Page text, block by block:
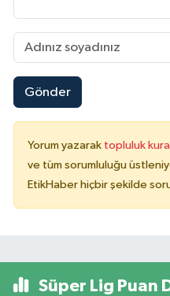
Gönder
Yorum yazarak topluluk
ve tüm sorumluluğu
EtikHaber hiçbir şekilde
Süper Lig Puan